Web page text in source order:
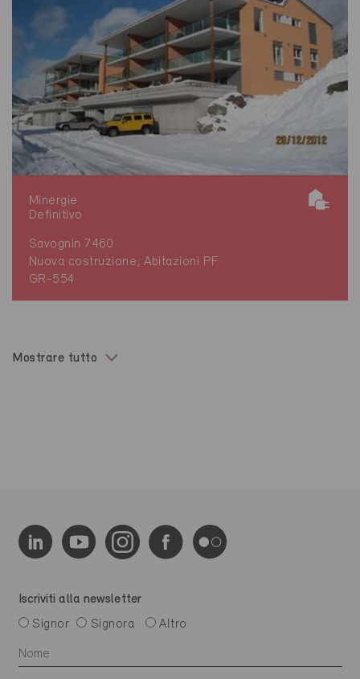
Minergie
Definitivo
Savognin 7460
Nuova costruzione, Abitazioni PF
GR-554
Mostrare tutto
Iscriviti alla newsletter
Signor
Signora Altro